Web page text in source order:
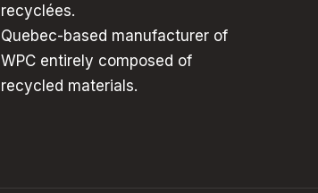
recyclées.
Quebec-based manufacturer of
WPC entirely composed of
recycled materials.